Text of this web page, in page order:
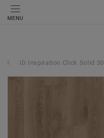
MENU
iD Inspiration Click Solid 30